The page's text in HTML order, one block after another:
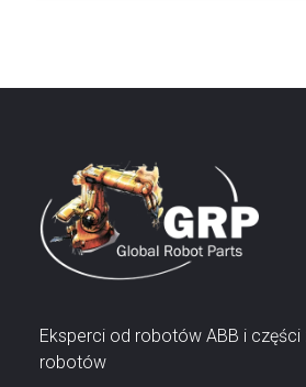
Eksperci od robotów ABB i części
robotów